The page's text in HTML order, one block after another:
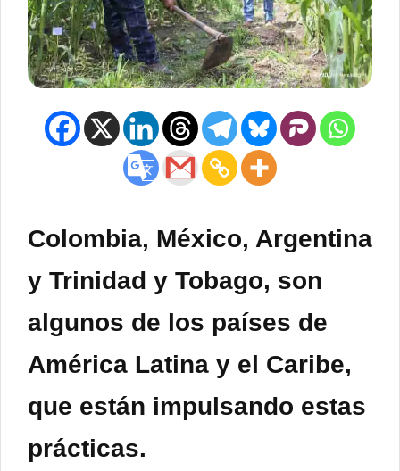
Colombia, México, Argentina
y Trinidad y Tobago, son
algunos de los países de
América Latina y el Caribe,
que están impulsando estas
prácticas.